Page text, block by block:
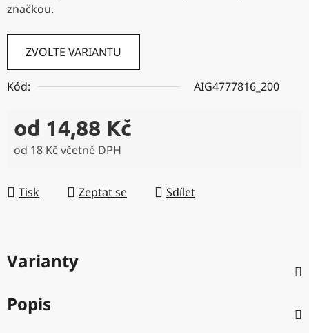
značkou.
ZVOLTE VARIANTU
Kód: AIG4777816_200
od 14,88 Kč
od 18 Kč včetně DPH
Tisk
Zeptat se Sdílet
Varianty
Popis